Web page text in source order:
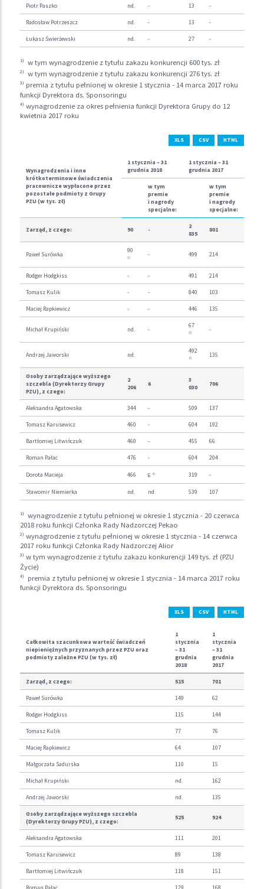
Piotr Paszko nd. - 13 -
Radosław Potrzeszcz nd. - 13 -
Łukasz Świerżewski nd. - 27 -
1) w tym wynagrodzenie z tytułu zakazu konkurencji 600 tys. zł
2) w tym wynagrodzenie z tytułu zakazu konkurencji 276 tys. zł
3) premia z tytułu pełnionej w okresie 1 stycznia - 14 marca 2017 roku
funkcji Dyrektora ds. Sponsoringu
4) wynagrodzenie za okres pełnienia funkcji Dyrektora Grupy do 12
kwietnia 2017 roku
XLS CSV HTML
Wynagrodzenia i inne
krótkoterminowe świadczenia
pracownicze wypłacone przez
pozostałe podmioty z Grupy
PZU (w tys. zł)
1 stycznia – 31
grudnia 2018
1 stycznia – 31
grudnia 2017
w tym
premie
i nagrody
specjalne:
w tym
premie
i nagrody
specjalne:
Zarząd, z czego: 90 -
2
835
801
Paweł Surówka
90
1) - 499 214
Rodger Hodgkiss - - 491 214
Tomasz Kulik - - 840 103
Maciej Rapkiewicz - - 446 135
Michał Krupiński nd. -
67
2) -
Andrzej Jaworski nd.
492
3) 135
Osoby zarządzające wyższego
szczebla (Dyrektorzy Grupy
PZU), z czego:
2
206
6
3
030
706
Aleksandra Agatowska 344 - 509 137
Tomasz Karusewicz 460 - 604 192
Bartłomiej Litwińczuk 460 - 455 66
Roman Pałac 476 - 604 204
Dorota Macieja 466 6 4) 319 -
Sławomir Niemierka nd. nd. 539 107
1)
wynagrodzenie z tytułu pełnionej w okresie 1 stycznia - 20 czerwca
2018 roku funkcji Członka Rady Nadzorczej Pekao
2) wynagrodzenie z tytułu pełnionej w okresie 1 stycznia - 14 czerwca
2017 roku funkcji Członka Rady Nadzorczej Alior
3) w tym wynagrodzenie z tytułu zakazu konkurencji 149 tys. zł (PZU
Życie)
4)
premia z tytułu pełnionej w okresie 1 stycznia - 14 marca 2017 roku
funkcji Dyrektora ds. Sponsoringu
XLS CSV HTML
Całkowita szacunkowa wartość świadczeń
niepieniężnych przyznanych przez PZU oraz
podmioty zależne PZU (w tys. zł)
1
stycznia
– 31
grudnia
2018
1
stycznia
– 31
grudnia
2017
Zarząd, z czego: 515 701
Paweł Surówka 149 62
Rodger Hodgkiss 115 144
Tomasz Kulik 77 76
Maciej Rapkiewicz 64 107
Małgorzata Sadurska 110 15
Michał Krupiński nd. 162
Andrzej Jaworski nd. 135
Osoby zarządzające wyższego szczebla
(Dyrektorzy Grupy PZU), z czego:
525 924
Aleksandra Agatowska 111 201
Tomasz Karusewicz 89 138
Bartłomiej Litwińczuk 118 151